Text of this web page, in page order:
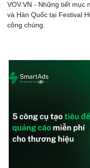
Sức khỏe
Sản phụ khoa
Nhi khoa
Nam khoa
VOV.VN - Những tiết mục
và Hàn Quốc tại Festival
công chúng.